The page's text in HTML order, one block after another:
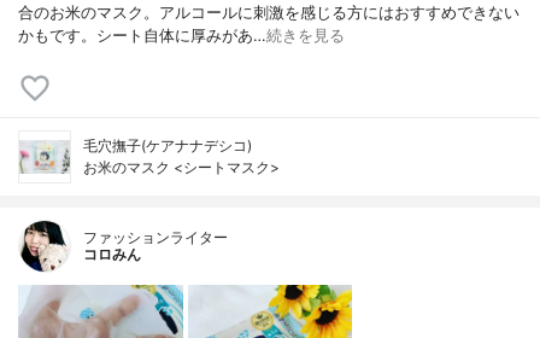
合のお米のマスク。アルコールに刺激を感じる方にはおすすめできない
かもです。シート自体に厚みがあ…続きを見る
毛穴撫子(ケアナナデシコ)
お米のマスク <シートマスク>
ファッションライター
コロみん